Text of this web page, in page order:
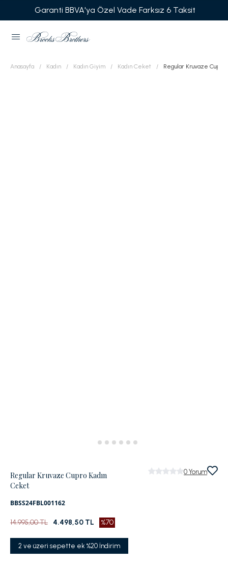
Garanti BBVA'ya Özel Vade Farksız 6 Taksit
Anasayfa Kadın Kadın Giyim Kadın Ceket Regular Kruvaze Cupro
Regular Kruvaze Cupro Kadın
Ceket
BBSS24FBL001162
0 Yorum
14.995,00 TL 4.498,50 TL %70
2 ve üzeri sepette ek %20 İndirim